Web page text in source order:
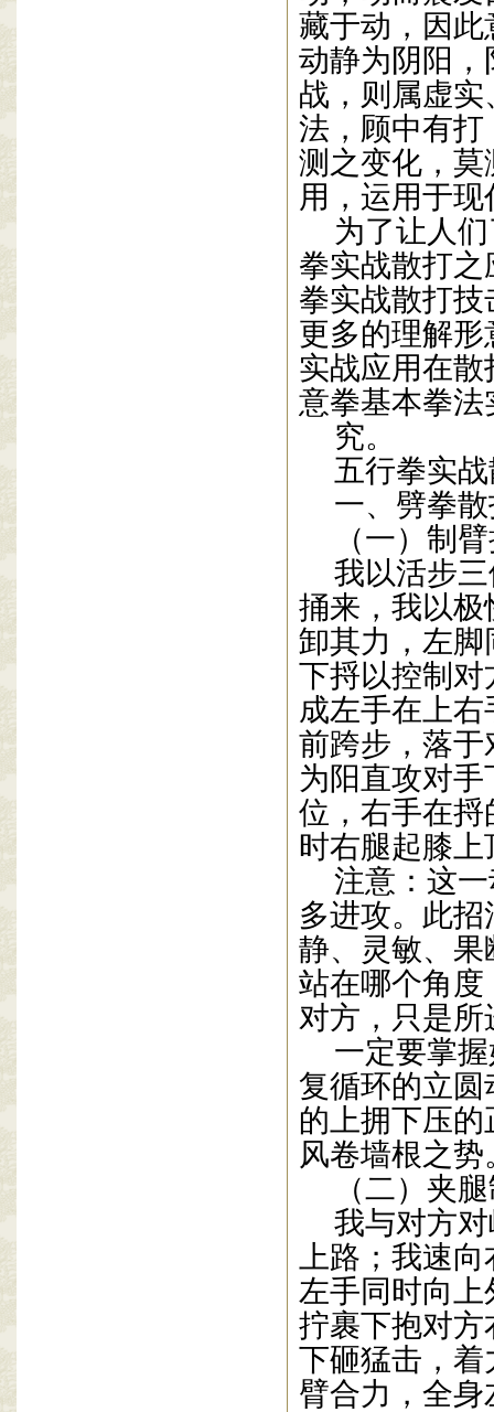
藏于动，因
动静为阴阳
战，则属虚
法，顾中有
测之变化，
用，运用于
为了让人
拳实战散打
拳实战散打
更多的理解
实战应用在
意拳基本拳
究。
五行拳实
一、劈拳
（一）制
我以活步
捅来，我以
卸其力，左
下捋以控制
成左手在上
前跨步，落
为阳直攻对
位，右手在
时右腿起膝
注意：这
多进攻。此
静、灵敏、
站在哪个角
对方，只是
一定要掌
复循环的立
的上拥下压
风卷墙根之势
（二）夹
我与对方
上路；我速
左手同时向
拧裹下抱对
下砸猛击，
臂合力，全